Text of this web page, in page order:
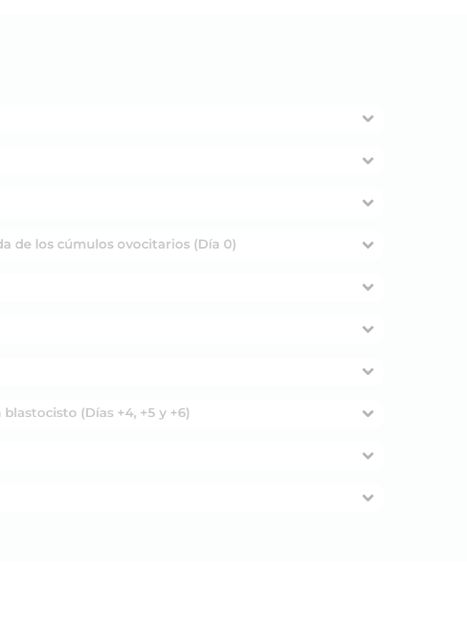
de los cúmulos ovocitarios (Día 0)
(Días +4, +5 y +6)